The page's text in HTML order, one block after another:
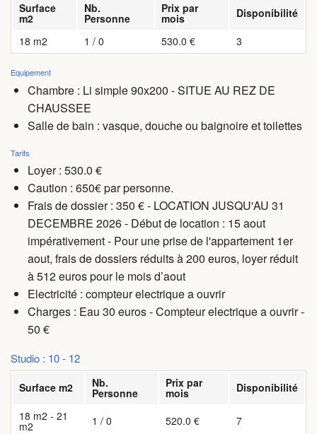
Surface
m2
Nb.
Personne
Prix par
mois
Disponibilité
18 m2
1 / 0 530.0 € 3
Equipement
Chambre : Li simple 90x200 - SITUE AU REZ DE
CHAUSSEE
Salle de bain : vasque, douche ou baignoire et toilettes
Tarifs
Loyer : 530.0 €
Caution : 650€ par personne.
Frais de dossier : 350 € - LOCATION JUSQU'AU 31
DECEMBRE 2026 - Début de location : 15 aout
impérativement - Pour une prise de l'appartement 1er
aout, frais de dossiers réduits à 200 euros, loyer réduit
à 512 euros pour le mois d’aout
Electricité : compteur electrique a ouvrir
Charges : Eau 30 euros - Compteur electrique a ouvrir -
50 €
Studio : 10 - 12
Surface m2 Nb.
Personne
Prix par
mois
Disponibilité
18 m2 - 21
m2 1 / 0 520.0 € 7